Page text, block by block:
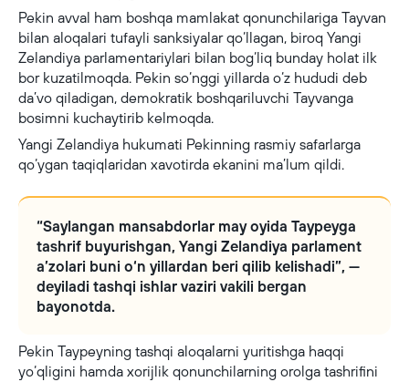
Pekin avval ham boshqa mamlakat qonunchilariga Tayvan
bilan aloqalari tufayli sanksiyalar qo‘llagan, biroq Yangi
Zelandiya parlamentariylari bilan bog‘liq bunday holat ilk
bor kuzatilmoqda. Pekin so‘nggi yillarda o‘z hududi deb
da’vo qiladigan, demokratik boshqariluvchi Tayvanga
bosimni kuchaytirib kelmoqda.
Yangi Zelandiya hukumati Pekinning rasmiy safarlarga
qo‘ygan taqiqlaridan xavotirda ekanini ma’lum qildi.
“Saylangan mansabdorlar may oyida Taypeyga
tashrif buyurishgan, Yangi Zelandiya parlament
a’zolari buni o‘n yillardan beri qilib kelishadi”, —
deyiladi tashqi ishlar vaziri vakili bergan
bayonotda.
Pekin Taypeyning tashqi aloqalarni yuritishga haqqi
yo‘qligini hamda xorijlik qonunchilarning orolga tashrifini